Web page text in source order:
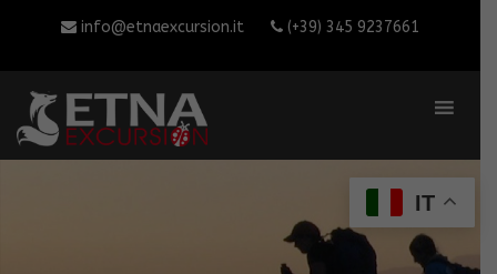
info@etnaexcursion.it (+39) 345 9237661
IT